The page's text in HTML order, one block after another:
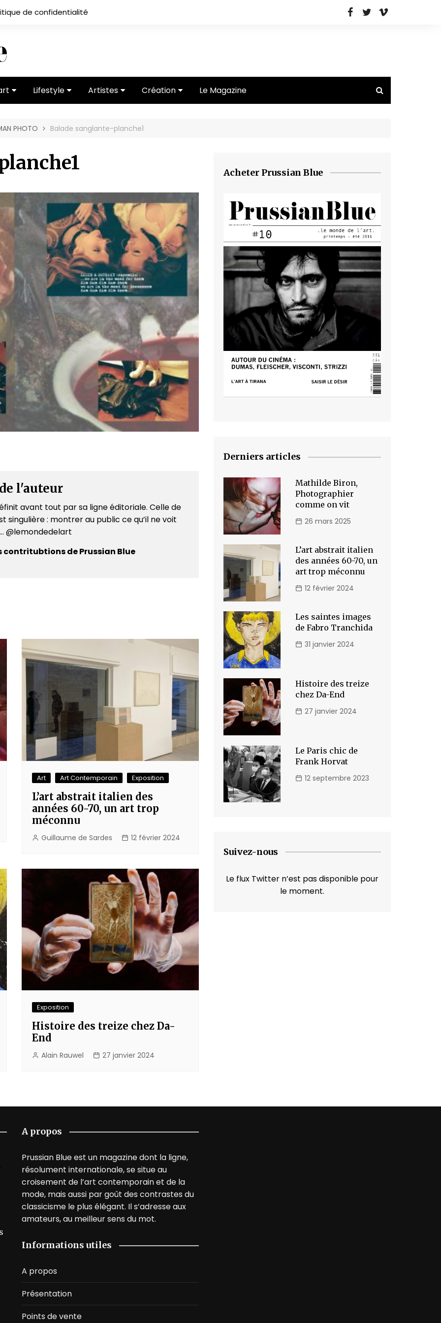
de confidentialité
Lifestyle
Mode
Artistes
Entretiens
Création
Vidéos
Le Magazine
PHOTO Balade sanglante-planche1
l'auteur
avant tout par sa ligne éditoriale. Celle de
singulière : montrer au public ce qu’il ne voit
@lemondedelart
contritubtions de Prussian Blue
Art Art Contemporain Exposition
L’art abstrait italien des
années 60-70, un art trop
méconnu
Guillaume de Sardes 12 février 2024
Exposition
Histoire des treize chez Da-
End
Alain Rauwel 27 janvier 2024
Acheter Prussian Blue
Derniers articles
Mathilde Biron,
Photographier
comme on vit
26 mars 2025
L’art abstrait italien
des années 60-70, un
art trop méconnu
12 février 2024
Les saintes images
de Fabro Tranchida
31 janvier 2024
Histoire des treize
chez Da-End
27 janvier 2024
Le Paris chic de
Frank Horvat
12 septembre 2023
Suivez-nous
Le flux Twitter n’est pas disponible pour
le moment.
A propos
Prussian Blue est un magazine dont la ligne,
résolument internationale, se situe au
croisement de l’art contemporain et de la
mode, mais aussi par goût des contrastes du
classicisme le plus élégant. Il s’adresse aux
amateurs, au meilleur sens du mot.
Informations utiles
A propos
Présentation
Points de vente